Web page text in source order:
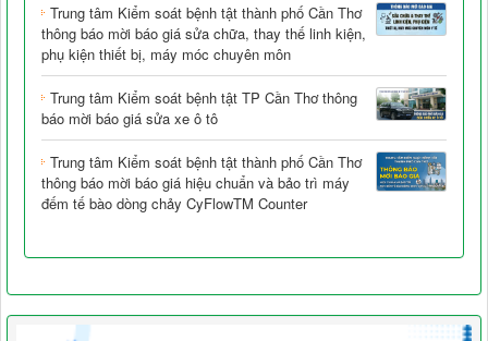
Trung tâm Kiểm soát bệnh tật thành phố Cần Thơ
thông báo mời báo giá sửa chữa, thay thế linh kiện,
phụ kiện thiết bị, máy móc chuyên môn
Trung tâm Kiểm soát bệnh tật TP Cần Thơ thông
báo mời báo giá sửa xe ô tô
Trung tâm Kiểm soát bệnh tật thành phố Cần Thơ
thông báo mời báo giá hiệu chuẩn và bảo trì máy
đếm tế bào dòng chảy CyFlowTM Counter